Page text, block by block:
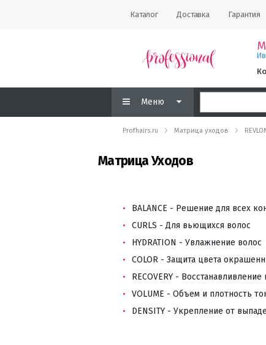
Каталог Доставка Гарантия
Меню
Profhairs.ru Матрица уходов
Матрица Уходов
BALANCE - Решение для всех
CURLS - Для вьющихся волос
HYDRATION - Увлажнение волос
COLOR - Защита цвета
RECOVERY -
VOLUME - Объем и плотность
DENSITY - Укрепление от